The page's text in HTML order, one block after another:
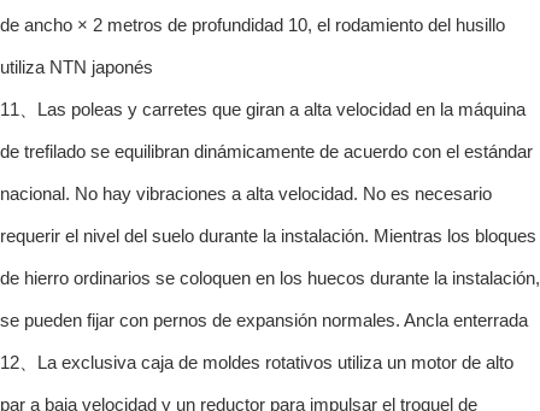
de ancho × 2 metros de profundidad 10, el rodamiento del husillo
utiliza NTN japonés
11、Las poleas y carretes que giran a alta velocidad en la máquina
de trefilado se equilibran dinámicamente de acuerdo con el estándar
nacional. No hay vibraciones a alta velocidad. No es necesario
requerir el nivel del suelo durante la instalación. Mientras los bloques
de hierro ordinarios se coloquen en los huecos durante la instalación,
se pueden fijar con pernos de expansión normales. Ancla enterrada
12、La exclusiva caja de moldes rotativos utiliza un motor de alto
par a baja velocidad y un reductor para impulsar el troquel de